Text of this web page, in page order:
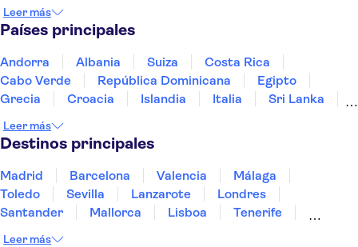
Leer más
Países principales
Andorra Albania Suiza
Costa Rica
Cabo Verde
República Dominicana
Egipto
Grecia
Croacia Islandia Italia
Sri Lanka
Portugal
Tailandia
Leer más
Destinos principales
Madrid Barcelona Valencia
Málaga
Toledo
Sevilla Lanzarote
Londres
Santander
Mallorca Lisboa
Tenerife
Leer más